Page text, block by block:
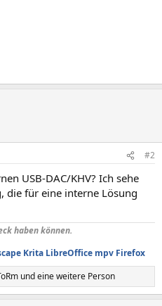
#2
USB-DAC/KHV? Ich sehe
die für eine interne Lösung
haben können.
Krita LibreOffice mpv Firefox
und eine weitere Person